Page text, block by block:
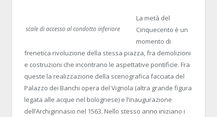
scale di accesso al condotto inferiore
La metà del
Cinquecento è un
momento di
frenetica rivoluzione della stessa piazza, fra demolizioni
e costruzioni che incontrano le aspettative pontificie. Fra
queste la realizzazione della scenografica facciata del
Palazzo dei Banchi opera del Vignola (altra grande figura
legata alle acque nel bolognese) e l’inaugurazione
dell’Archiginnasio nel 1563. Nello stesso anno iniziano i